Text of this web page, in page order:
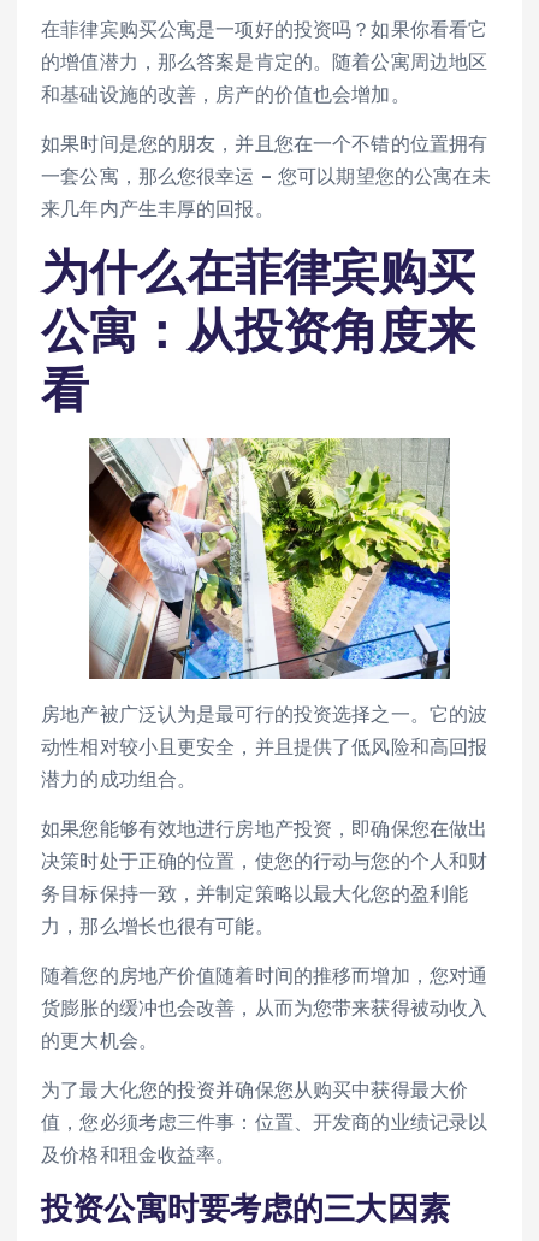
在菲律宾购买公寓是一项好的投资吗？如果你看看它
的增值潜力，那么答案是肯定的。随着公寓周边地区
和基础设施的改善，房产的价值也会增加。
如果时间是您的朋友，并且您在一个不错的位置拥有
一套公寓，那么您很幸运 – 您可以期望您的公寓在未
来几年内产生丰厚的回报。
为什么在菲律宾购买
公寓：从投资角度来
看
房地产被广泛认为是最可行的投资选择之一。它的波
动性相对较小且更安全，并且提供了低风险和高回报
潜力的成功组合。
如果您能够有效地进行房地产投资，即确保您在做出
决策时处于正确的位置，使您的行动与您的个人和财
务目标保持一致，并制定策略以最大化您的盈利能
力，那么增长也很有可能。
随着您的房地产价值随着时间的推移而增加，您对通
货膨胀的缓冲也会改善，从而为您带来获得被动收入
的更大机会。
为了最大化您的投资并确保您从购买中获得最大价
值，您必须考虑三件事：位置、开发商的业绩记录以
及价格和租金收益率。
投资公寓时要考虑的三大因素